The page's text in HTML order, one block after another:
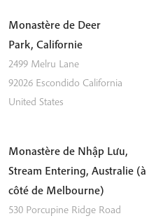
Monastère de Deer
Park, Californie
2499 Melru Lane
92026 Escondido California
United States
Monastère de Nhập Lưu,
Stream Entering, Australie (à
côté de Melbourne)
530 Porcupine Ridge Road